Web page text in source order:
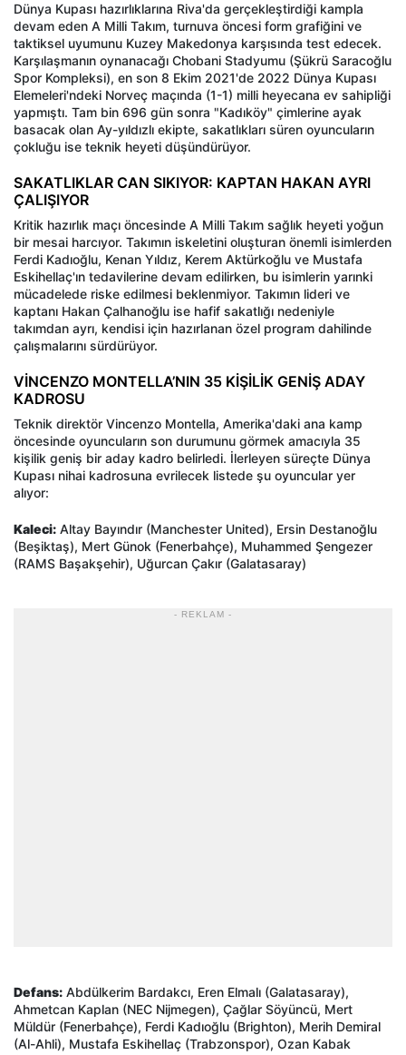
Dünya Kupası hazırlıklarına Riva'da gerçekleştirdiği kampla
devam eden A Milli Takım, turnuva öncesi form grafiğini ve
taktiksel uyumunu Kuzey Makedonya karşısında test edecek.
Karşılaşmanın oynanacağı Chobani Stadyumu (Şükrü Saracoğlu
Spor Kompleksi), en son 8 Ekim 2021'de 2022 Dünya Kupası
Elemeleri'ndeki Norveç maçında (1-1) milli heyecana ev sahipliği
yapmıştı. Tam bin 696 gün sonra "Kadıköy" çimlerine ayak
basacak olan Ay-yıldızlı ekipte, sakatlıkları süren oyuncuların
çokluğu ise teknik heyeti düşündürüyor.
SAKATLIKLAR CAN SIKIYOR: KAPTAN HAKAN AYRI
ÇALIŞIYOR
Kritik hazırlık maçı öncesinde A Milli Takım sağlık heyeti yoğun
bir mesai harcıyor. Takımın iskeletini oluşturan önemli isimlerden
Ferdi Kadıoğlu, Kenan Yıldız, Kerem Aktürkoğlu ve Mustafa
Eskihellaç'ın tedavilerine devam edilirken, bu isimlerin yarınki
mücadelede riske edilmesi beklenmiyor. Takımın lideri ve
kaptanı Hakan Çalhanoğlu ise hafif sakatlığı nedeniyle
takımdan ayrı, kendisi için hazırlanan özel program dahilinde
çalışmalarını sürdürüyor.
VİNCENZO MONTELLA’NIN 35 KİŞİLİK GENİŞ ADAY
KADROSU
Teknik direktör Vincenzo Montella, Amerika'daki ana kamp
öncesinde oyuncuların son durumunu görmek amacıyla 35
kişilik geniş bir aday kadro belirledi. İlerleyen süreçte Dünya
Kupası nihai kadrosuna evrilecek listede şu oyuncular yer
alıyor:
Kaleci: Altay Bayındır (Manchester United), Ersin Destanoğlu
(Beşiktaş), Mert Günok (Fenerbahçe), Muhammed Şengezer
(RAMS Başakşehir), Uğurcan Çakır (Galatasaray)
- REKLAM -
Defans: Abdülkerim Bardakcı, Eren Elmalı (Galatasaray),
Ahmetcan Kaplan (NEC Nijmegen), Çağlar Söyüncü, Mert
Müldür (Fenerbahçe), Ferdi Kadıoğlu (Brighton), Merih Demiral
(Al-Ahli), Mustafa Eskihellaç (Trabzonspor), Ozan Kabak